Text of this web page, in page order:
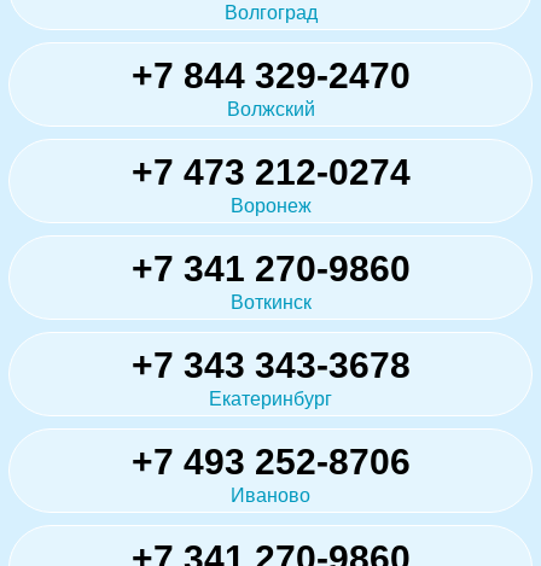
Волгоград
+7 844 329-2470
Волжский
+7 473 212-0274
Воронеж
+7 341 270-9860
Воткинск
+7 343 343-3678
Екатеринбург
+7 493 252-8706
Иваново
+7 341 270-9860